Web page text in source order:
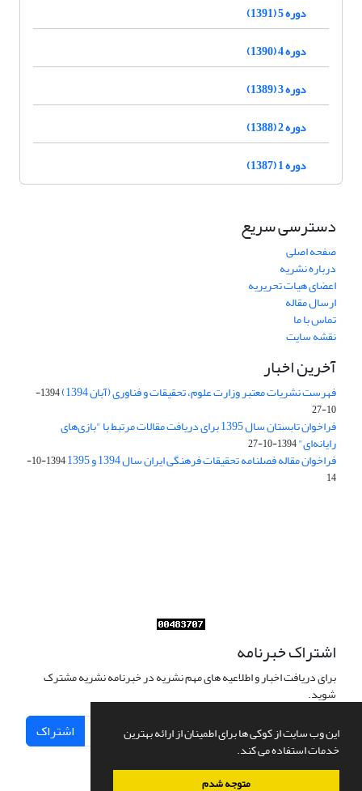
این وب سایت از کوکی ها برای اطمینان از ارائه بهترین
خدمات استفاده می کند.
متوجه شدم
دوره 5 (1391)
دوره 4 (1390)
دوره 3 (1389)
دوره 2 (1388)
دوره 1 (1387)
دسترسی سریع
صفحه اصلی
درباره نشریه
اعضای هیات تحریریه
ارسال مقاله
تماس با ما
نقشه سایت
آخرین اخبار
فهرست نشریات معتبر وزارت علوم، تحقیقات و فناوری (آبان 1394)
1394-
10-27
فراخوان تابستان سال 1395 برای دریافت مقالات مرتبط با "بازی‌های
رایانه‌ای"1394-10-27
فراخوان مقاله فصلنامه تحقیقات فرهنگی ایران سال 1394 و 1395
1394-10-
14
اشتراک خبرنامه
برای دریافت اخبار و اطلاعیه های مهم نشریه در خبرنامه نشریه مشترک
شوید.
اشتراک